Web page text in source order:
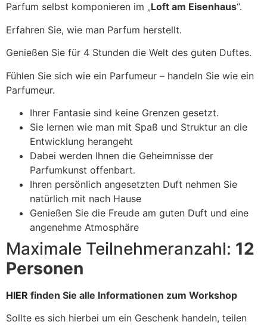
Parfum selbst komponieren im „Loft am Eisenhaus“.
Erfahren Sie, wie man Parfum herstellt.
Genießen Sie für 4 Stunden die Welt des guten Duftes.
Fühlen Sie sich wie ein Parfumeur – handeln Sie wie ein
Parfumeur.
Ihrer Fantasie sind keine Grenzen gesetzt.
Sie lernen wie man mit Spaß und Struktur an die
Entwicklung herangeht
Dabei werden Ihnen die Geheimnisse der
Parfumkunst offenbart.
Ihren persönlich angesetzten Duft nehmen Sie
natürlich mit nach Hause
Genießen Sie die Freude am guten Duft und eine
angenehme Atmosphäre
Maximale Teilnehmeranzahl: 12
Personen
HIER finden Sie alle Informationen zum Workshop
Sollte es sich hierbei um ein Geschenk handeln, teilen